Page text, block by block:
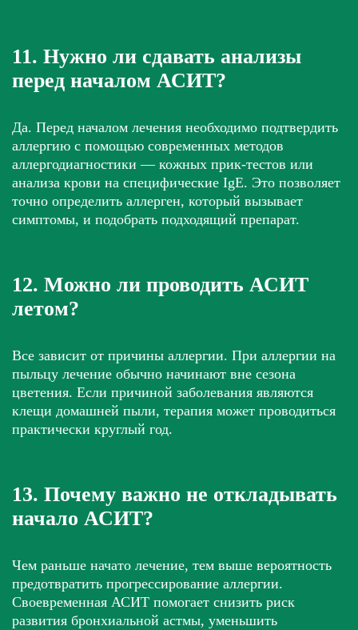
11. Нужно ли сдавать анализы
перед началом АСИТ?
Да. Перед началом лечения необходимо подтвердить
аллергию с помощью современных методов
аллергодиагностики — кожных прик-тестов или
анализа крови на специфические IgE. Это позволяет
точно определить аллерген, который вызывает
симптомы, и подобрать подходящий препарат.
12. Можно ли проводить АСИТ
летом?
Все зависит от причины аллергии. При аллергии на
пыльцу лечение обычно начинают вне сезона
цветения. Если причиной заболевания являются
клещи домашней пыли, терапия может проводиться
практически круглый год.
13. Почему важно не откладывать
начало АСИТ?
Чем раньше начато лечение, тем выше вероятность
предотвратить прогрессирование аллергии.
Своевременная АСИТ помогает снизить риск
развития бронхиальной астмы, уменьшить